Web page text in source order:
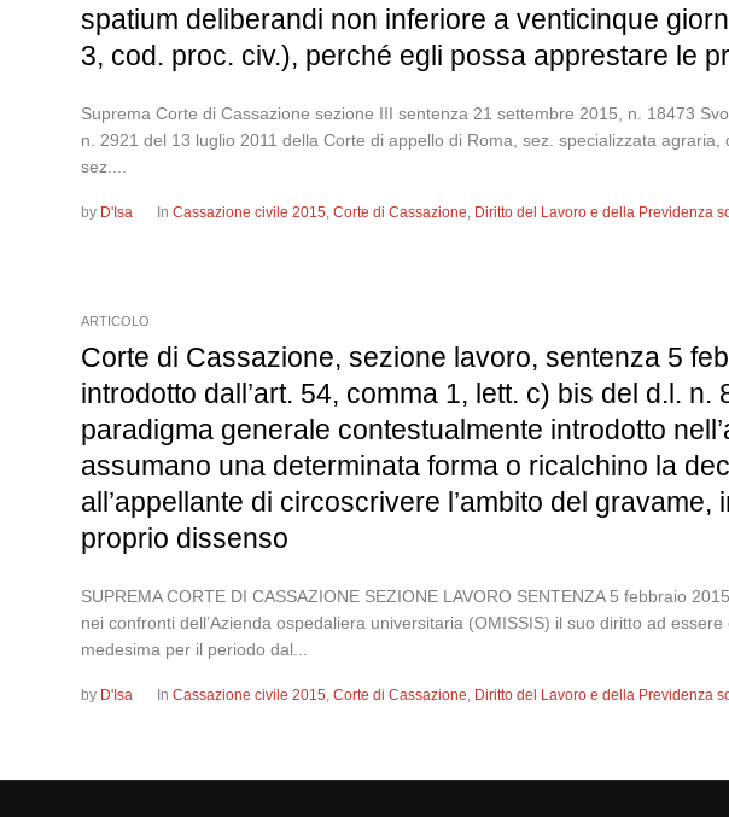
spatium deliberandi non inferiore a venticinque
3, cod. proc. civ.), perché egli possa apprestare le
Suprema Corte di Cassazione sezione III sentenza 21 settembre 2015, n. 18473
n. 2921 del 13 luglio 2011 della Corte di appello di Roma, sez. specializzata
sez....
by D'Isa InCassazione civile 2015,Corte di Cassazione, Diritto del Lavoro e della Previdenza
ARTICOLO
Corte di Cassazione, sezione lavoro, sentenza 5
introdotto dall’art. 54, comma 1, lett. c) bis del d.l.
paradigma generale contestualmente introdotto
assumano una determinata forma o ricalchino la
all’appellante di circoscrivere l’ambito del
proprio dissenso
SUPREMA CORTE DI CASSAZIONE SEZIONE LAVORO SENTENZA 5 febbraio
nei confronti dell’Azienda ospedaliera universitaria (OMISSIS) il suo diritto ad
medesima per il periodo dal...
by D'Isa InCassazione civile 2015,Corte di Cassazione, Diritto del Lavoro e della Previdenza